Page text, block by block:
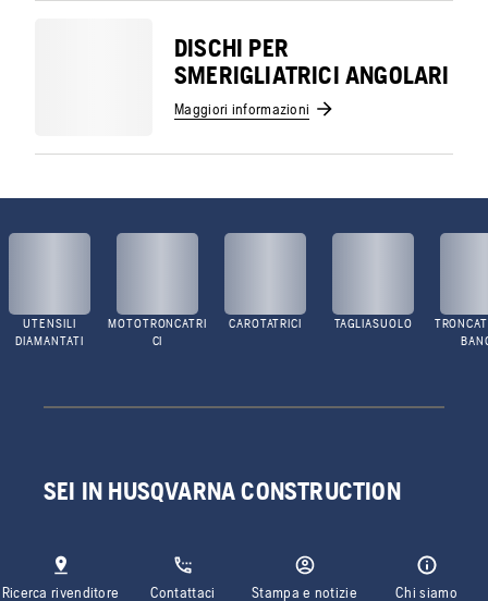
DISCHI PER
SMERIGLIATRICI ANGOLARI
Maggiori informazioni
UTENSILI
DIAMANTATI
MOTOTRONCATRI
CI
CAROTATRICI TAGLIASUOLO
SEI IN HUSQVARNA CONSTRUCTION
Ricerca rivenditore Contattaci Stampa e notizie Chi siamo